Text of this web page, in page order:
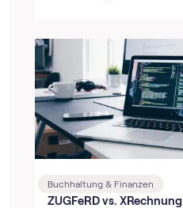
Buchhaltung & Finanzen
ZUGFeRD vs. XRechnung